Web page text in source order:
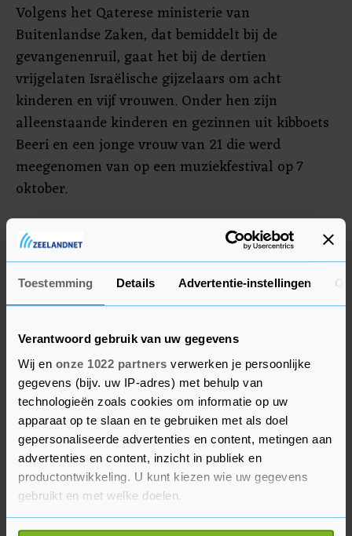
Toestemming Details Advertentie-instellingen
Verantwoord gebruik van uw gegevens
Wij en onze 1022 partners verwerken je persoonlijke
gegevens (bijv. uw IP-adres) met behulp van
technologieën zoals cookies om informatie op uw
apparaat op te slaan en te gebruiken met als doel
gepersonaliseerde advertenties en content, metingen aan
advertenties en content, inzicht in publiek en
productontwikkeling. U kunt kiezen wie uw gegevens
gebruikt en met welke doelen.
Als u het toestaat, willen we ook graag:
Volgens het Qaterese ministerie van
Buitenlandse Zaken, dat bemiddelt bij de
gevangenenruil, gaat het bij de dertien
vrijgelaten Israëlische gijzelaars om acht
kinderen en vijf vrouwen. Onder hen zijn
alleenstaande kinderen en gezinnen uit kibboets
Beeri en een jonge vrouw van 21 die werd
meegenomen van op een muziekfestival op 7
oktober.
Israël moet in ruil 39 Palestijnse gevangenen
vrijlaten. Volgens een woordvoerder van het
Qatarese ministerie van Buitenlandse Zaken is
Israël daarmee begonnen.